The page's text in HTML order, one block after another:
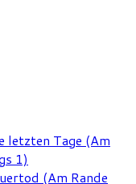
letzten Tage (Am
1)
(Am Rande